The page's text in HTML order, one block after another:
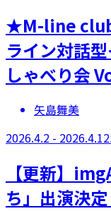
★M-line
ライン対話
しゃべり会
矢島舞美
2026.4.2 - 2026.4.12
【更新】​
ち」出演決定